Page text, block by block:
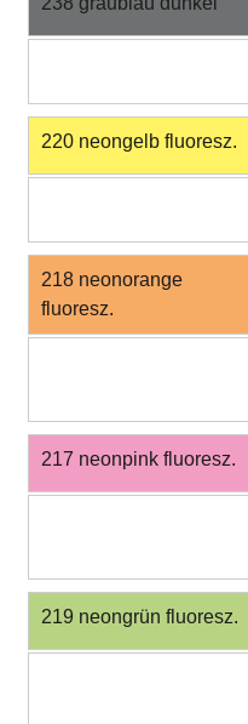
220 neongelb fluoresz.
218 neonorange
fluoresz.
217 neonpink fluoresz.
219 neongrün fluoresz.